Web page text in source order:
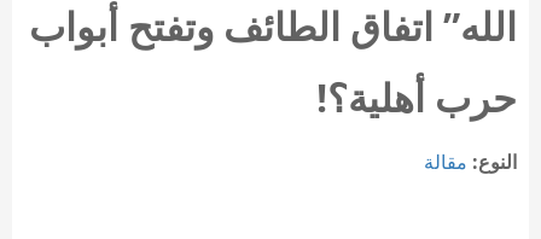
الله” اتفاق الطائف وتفتح أبواب
حرب أهلية؟!
النوع: مقالة